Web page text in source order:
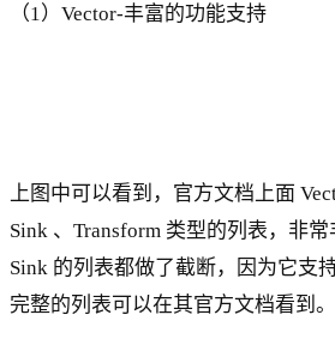
（1）Vector-丰富的功能支持
上图中可以看到，官方文档上面
Sink 、Transform 类型的列表，非常
Sink 的列表都做了截断，因为它支
完整的列表可以在其官方文档看到。